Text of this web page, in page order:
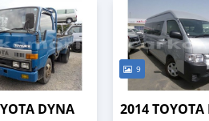
DYNA
9
2014 TOYOTA